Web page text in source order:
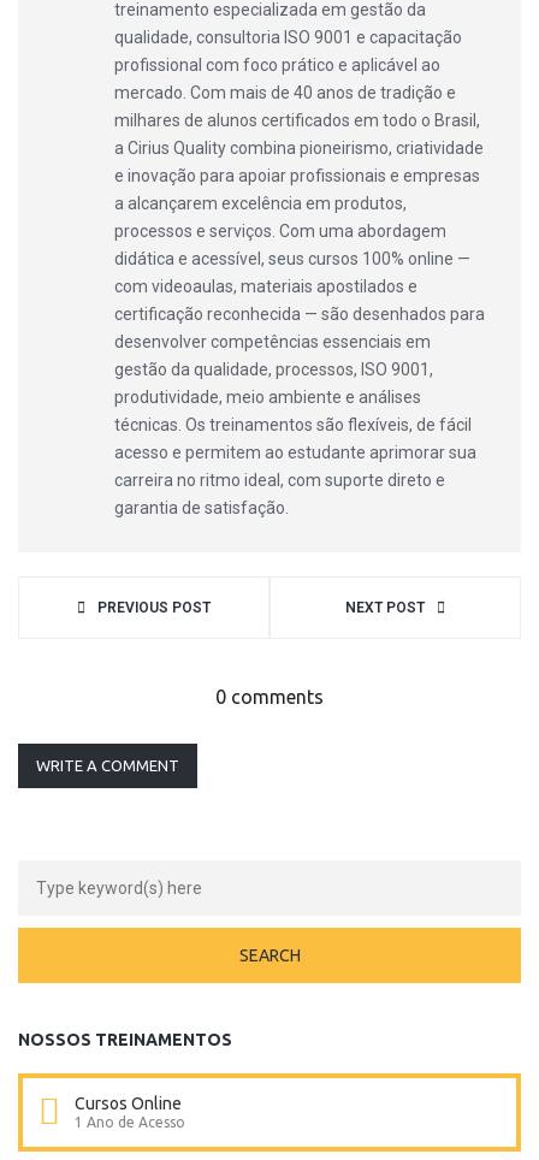
treinamento especializada em gestão da
qualidade, consultoria ISO 9001 e capacitação
profissional com foco prático e aplicável ao
mercado. Com mais de 40 anos de tradição e
milhares de alunos certificados em todo o Brasil,
a Cirius Quality combina pioneirismo, criatividade
e inovação para apoiar profissionais e empresas
a alcançarem excelência em produtos,
processos e serviços. Com uma abordagem
didática e acessível, seus cursos 100% online —
com videoaulas, materiais apostilados e
certificação reconhecida — são desenhados para
desenvolver competências essenciais em
gestão da qualidade, processos, ISO 9001,
produtividade, meio ambiente e análises
técnicas. Os treinamentos são flexíveis, de fácil
acesso e permitem ao estudante aprimorar sua
carreira no ritmo ideal, com suporte direto e
garantia de satisfação.
PREVIOUS POST NEXT POST
0 comments
WRITE A COMMENT
NOSSOS TREINAMENTOS
Cursos Online
1 Ano de Acesso